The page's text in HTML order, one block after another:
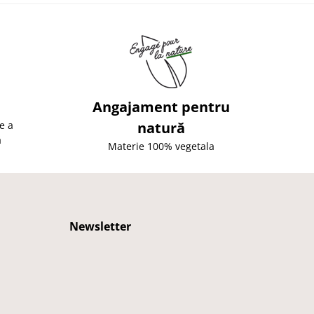
a
Angajament pentru
natură
Materie 100% vegetala
Newsletter